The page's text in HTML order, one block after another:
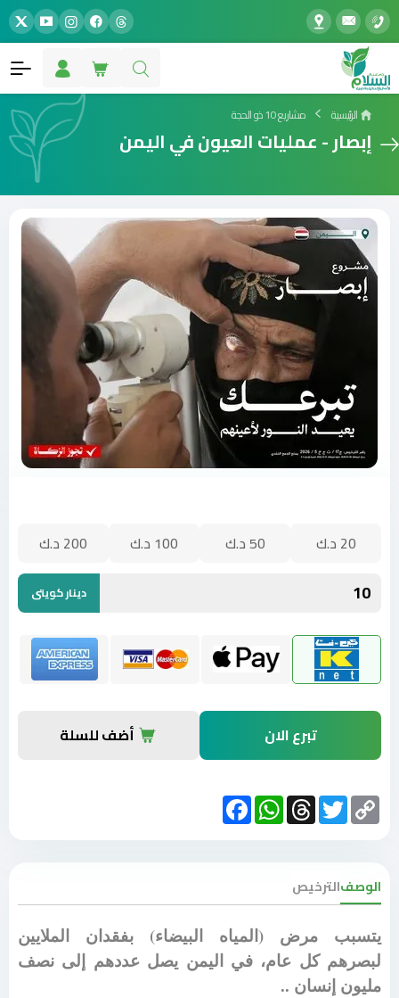
الرئيسية مشاريع 10 ذو الحجة
إبصار - عمليات العيون في اليمن
20د.ك‎ 50د.ك‎ 100د.ك‎ 200د.ك‎
دينار كويتى
تبرع الان أضف للسلة
FacebookWhatsAppThreadsTwitterCopy
Link
الوصفالترخيص
يتسبب مرض (المياه البيضاء) بفقدان الملايين
لبصرهم كل عام، في اليمن يصل عددهم إلى نصف
مليون إنسان ..